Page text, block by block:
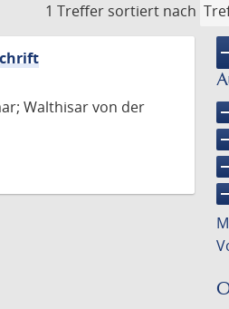
1 Treffer sortiert nach
Walthisar von der